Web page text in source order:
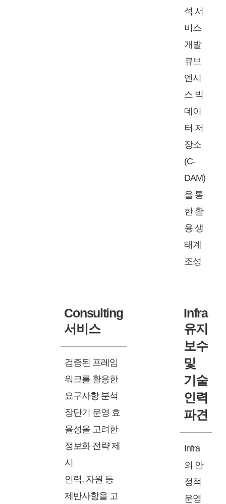
석 서
비스
개발
큐브
엔시
스 빅
데이
터 저
장소
(C-
DAM)
을 통
한 활
용 생
태계
조성
Consulting
서비스
검증된 프레임
워크를 활용한
요구사항 분석
장단기 운영 효
율성을 고려한
정보화 전략 제
시
인력, 자원 등
제반사항을 고
Infra
유지
보수
및
기술
인력
파견
Infra
의 안
정적
운영